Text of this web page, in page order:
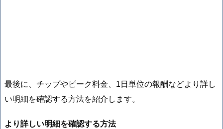
最後に、チップやピーク料金、1日単位の報酬などより詳し
い明細を確認する方法を紹介します。
より詳しい明細を確認する方法